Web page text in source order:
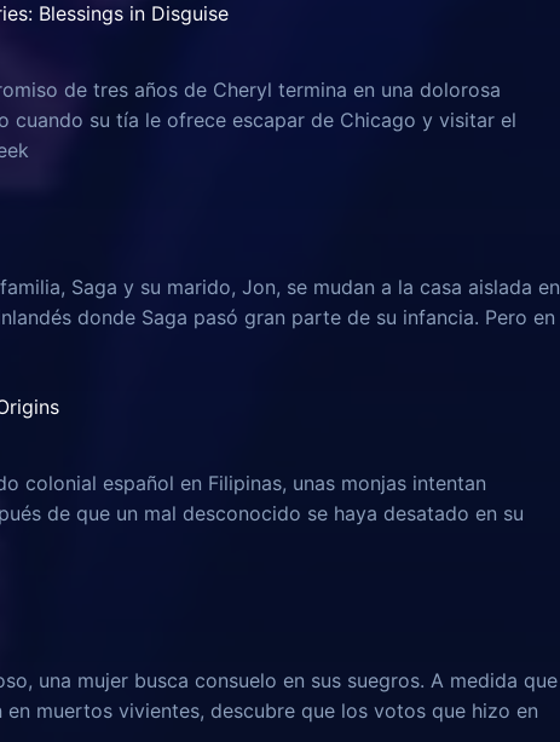
Blessings in Disguise
de tres años de Cheryl termina en una dolorosa
cuando su tía le ofrece escapar de Chicago y visitar el
Saga y su marido, Jon, se mudan a la casa aislada en
donde Saga pasó gran parte de su infancia. Pero en
colonial español en Filipinas, unas monjas intentan
de que un mal desconocido se haya desatado en su
una mujer busca consuelo en sus suegros. A medida que
en muertos vivientes, descubre que los votos que hizo en